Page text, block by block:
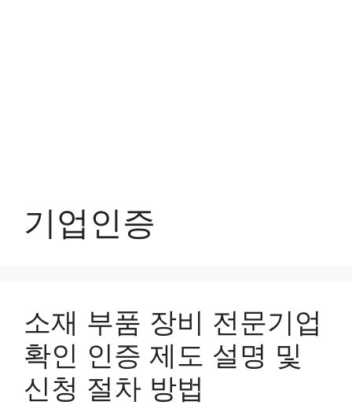
기업인증
소재 부품 장비 전문기업
확인 인증 제도 설명 및
신청 절차 방법